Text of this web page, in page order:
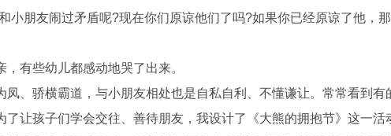
朋友闹过矛盾呢?现在你们原谅他们了吗?如果你已经原谅了他，
有些幼儿都感动地哭了出来。
骄横霸道，与小朋友相处也是自私自利、不懂谦让。常常看到有
让孩子们学会交往、善待朋友，我设计了《大熊的拥抱节》这一活